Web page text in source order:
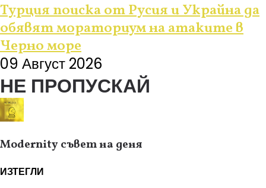
Турция поиска от Русия и Украйна да
обявят мораториум на атаките в
Черно море
09 Август 2026
НЕ ПРОПУСКАЙ
Modernity съвет на деня
ИЗТЕГЛИ